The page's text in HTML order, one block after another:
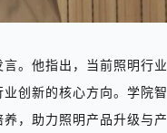
言。他指出，当前照明行业
创新的核心方向。学院智
，助力照明产品升级与产